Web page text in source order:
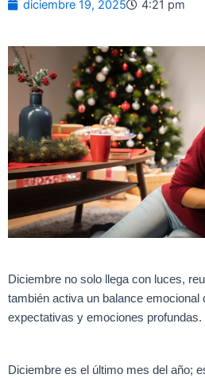
o
k
diciembre 19, 2025 4:21 pm
Diciembre no solo llega con luces,
también activa un balance emocional
expectativas y emociones profundas.
Diciembre es el último mes del año;